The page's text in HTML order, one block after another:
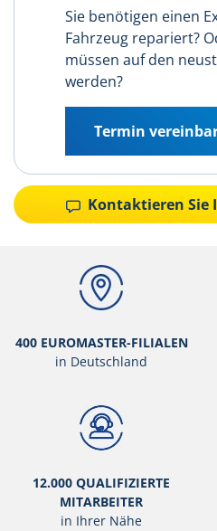
Sie benötigen einen
Fahrzeug repariert?
müssen auf den
werden?
Termin
Kontaktieren Sie
400 EUROMASTER-FILIALEN
in Deutschland
12.000 QUALIFIZIERTE
MITARBEITER
in Ihrer Nähe